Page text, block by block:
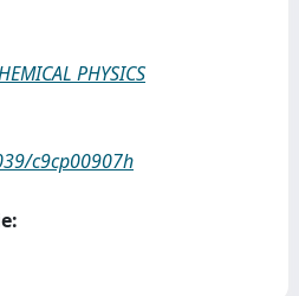
PHYSICS
c9cp00907h